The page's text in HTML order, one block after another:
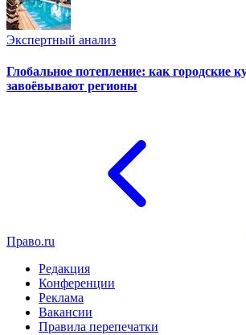
Экспертный анализ
Глобальное потепление: как городские
завоёвывают регионы
Право.ru
Редакция
Конференции
Реклама
Вакансии
Правила перепечатки